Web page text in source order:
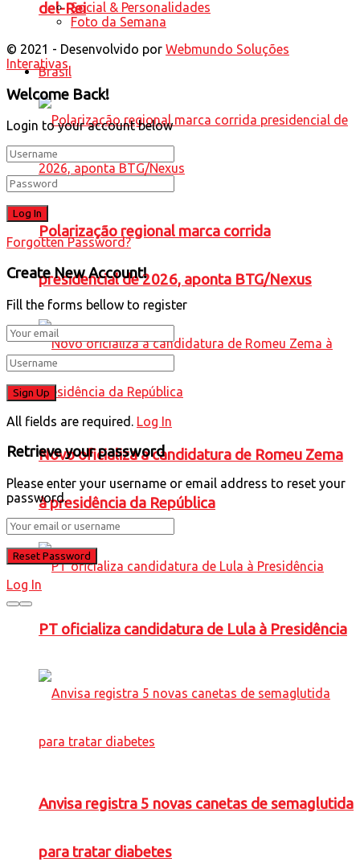
del-Rei
Brasil
Polarização regional marca corrida
presidencial de 2026, aponta BTG/Nexus
Novo oficializa a candidatura de Romeu Zema
à presidência da República
PT oficializa candidatura de Lula à Presidência
Anvisa registra 5 novas canetas de semaglutida
para tratar diabetes
Social & Personalidades
Foto da Semana
© 2021 - Desenvolvido por Webmundo Soluções
Interativas
Welcome Back!
Login to your account below
Forgotten Password?
Create New Account!
Fill the forms bellow to register
All fields are required. Log In
Retrieve your password
Please enter your username or email address to reset your
password.
Log In